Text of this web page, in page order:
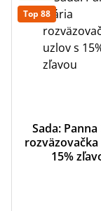
Top 88
Sada:
rozväzovačka
15%